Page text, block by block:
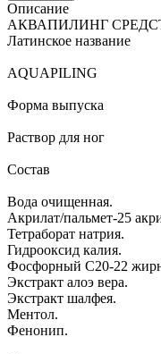
Описание
АКВАПИЛИНГ
Латинское название
AQUAPILING
Форма выпуска
Раствор для ног
Состав
Вода очищенная.
Акрилат/пальмет-25
Тетраборат натрия.
Гидрооксид калия.
Фосфорный С20-22
Экстракт алоэ вера.
Экстракт шалфея.
Ментол.
Фенонип.